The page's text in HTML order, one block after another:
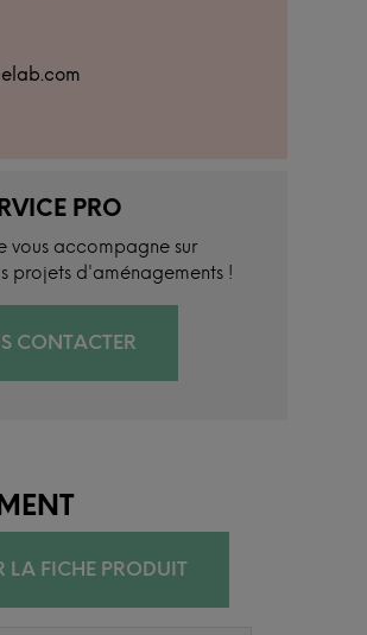
PRO
vous accompagne sur
projets d'aménagements !
CONTACTER
LA FICHE PRODUIT